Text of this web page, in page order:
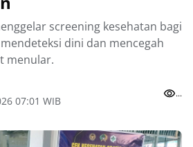
screening kesehatan bagi
dini dan mencegah
menular.
07:01 WIB
...